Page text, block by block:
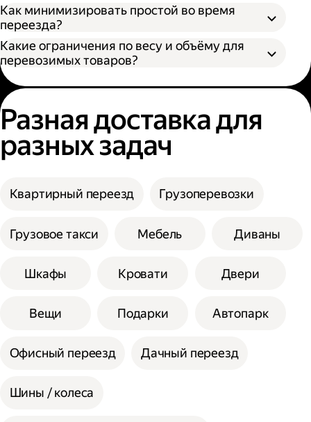
Как минимизировать простой во время
переезда?
Какие ограничения по весу и объёму для
перевозимых товаров?
Разная доставка для
разных задач
Квартирный переезд Грузоперевозки
Грузовое такси Мебель Диваны
Шкафы Кровати Двери
Вещи Подарки Автопарк
Офисный переезд Дачный переезд
Шины / колеса